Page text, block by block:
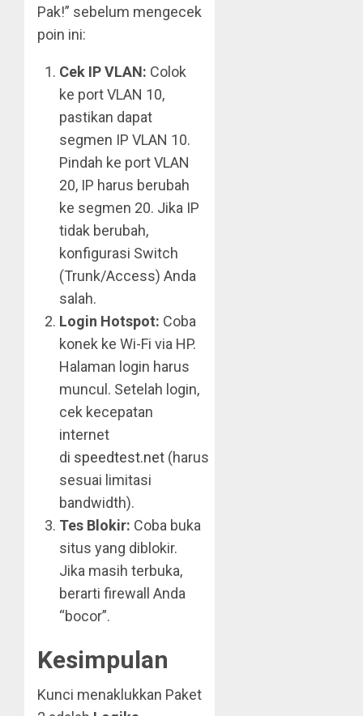
Pak!” sebelum mengecek
poin ini:
Cek IP VLAN: Colok
ke port VLAN 10,
pastikan dapat
segmen IP VLAN 10.
Pindah ke port VLAN
20, IP harus berubah
ke segmen 20. Jika IP
tidak berubah,
konfigurasi Switch
(Trunk/Access) Anda
salah.
Login Hotspot: Coba
konek ke Wi-Fi via HP.
Halaman login harus
muncul. Setelah login,
cek kecepatan
internet
di speedtest.net (harus
sesuai limitasi
bandwidth).
Tes Blokir: Coba buka
situs yang diblokir.
Jika masih terbuka,
berarti firewall Anda
“bocor”.
Kesimpulan
Kunci menaklukkan Paket